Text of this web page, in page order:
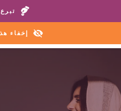
اتصل بمنازلنا أو خط المساعدة:
إخفاء